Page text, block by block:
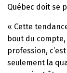
Québec doit se
« Cette
bout du
profession,
seulement la